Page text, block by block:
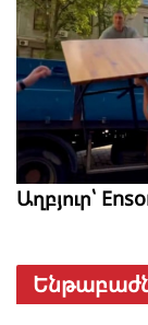
Աղբյուր՝